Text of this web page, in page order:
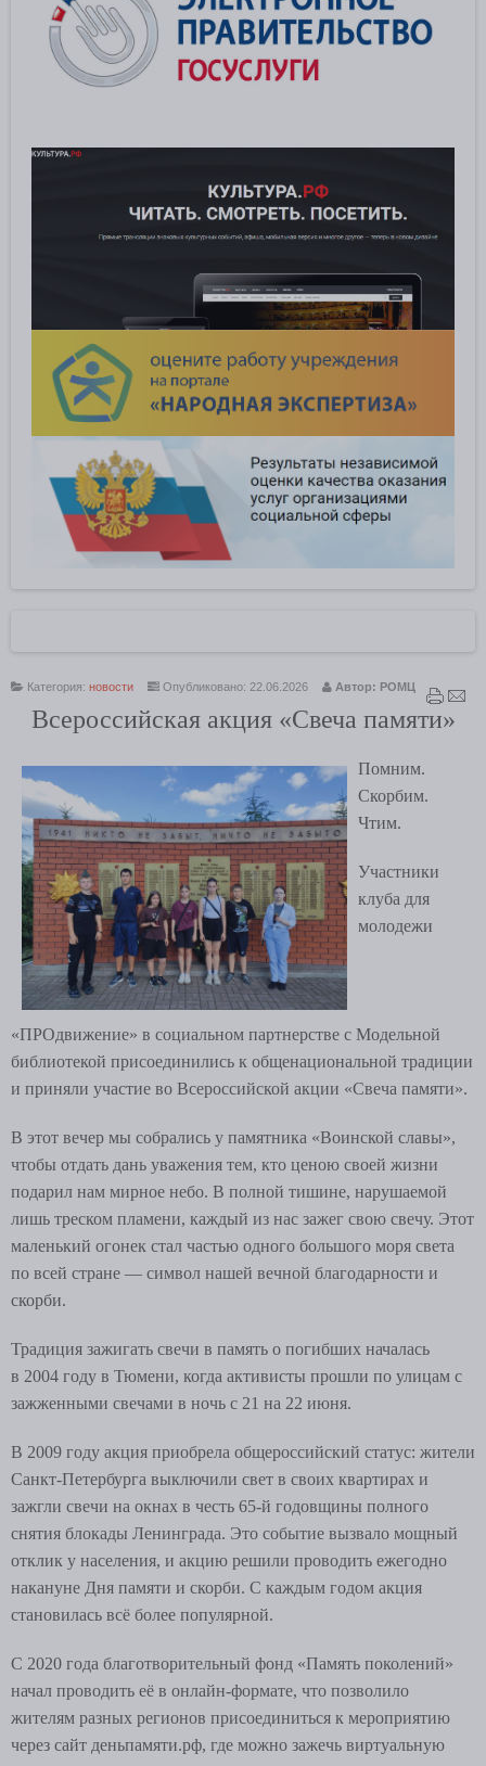
Категория: новости Опубликовано: 22.06.2026 Автор: РОМЦ
Всероссийская акция «Свеча памяти»
Помним.
Скорбим.
Чтим.
Участники
клуба для
молодежи
«ПРОдвижение» в социальном партнерстве с Модельной
библиотекой присоединились к общенациональной традиции
и приняли участие во Всероссийской акции «Свеча памяти».
В этот вечер мы собрались у памятника «Воинской славы»,
чтобы отдать дань уважения тем, кто ценою своей жизни
подарил нам мирное небо. В полной тишине, нарушаемой
лишь треском пламени, каждый из нас зажег свою свечу. Этот
маленький огонек стал частью одного большого моря света
по всей стране — символ нашей вечной благодарности и
скорби.
Традиция зажигать свечи в память о погибших началась
в 2004 году в Тюмени, когда активисты прошли по улицам с
зажженными свечами в ночь с 21 на 22 июня.
В 2009 году акция приобрела общероссийский статус: жители
Санкт-Петербурга выключили свет в своих квартирах и
зажгли свечи на окнах в честь 65-й годовщины полного
снятия блокады Ленинграда. Это событие вызвало мощный
отклик у населения, и акцию решили проводить ежегодно
накануне Дня памяти и скорби. С каждым годом акция
становилась всё более популярной.
С 2020 года благотворительный фонд «Память поколений»
начал проводить её в онлайн-формате, что позволило
жителям разных регионов присоединиться к мероприятию
через сайт деньпамяти.рф, где можно зажечь виртуальную